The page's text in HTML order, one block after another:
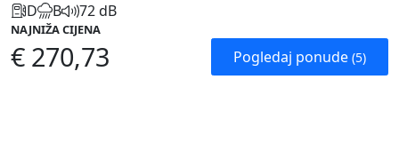
D B 72 dB
NAJNIŽA CIJENA
€ 270,73 Pogledaj ponude (5)